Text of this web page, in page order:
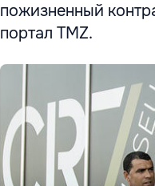
пожизненный
портал TMZ.